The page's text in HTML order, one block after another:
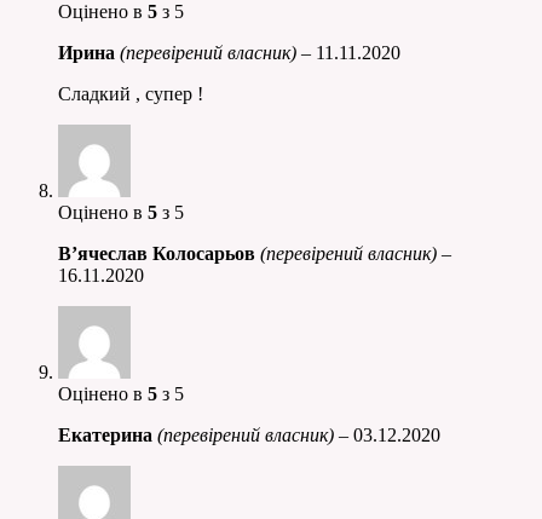
Оцінено в 5 з 5
Ирина (перевірений власник) – 11.11.2020
Сладкий , супер !
Оцінено в 5 з 5
В’ячеслав Колосарьов (перевірений власник) –
16.11.2020
Оцінено в 5 з 5
Екатерина (перевірений власник) – 03.12.2020